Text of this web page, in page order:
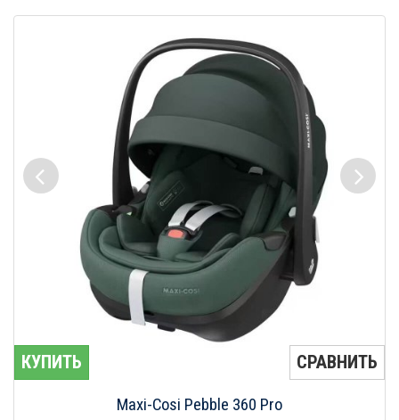
КУПИТЬ СРАВНИТЬ
Maxi-Cosi Pebble 360 Pro